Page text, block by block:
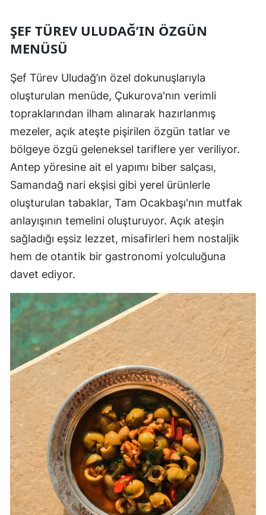
ŞEF TÜREV ULUDAĞ’IN ÖZGÜN
MENÜSÜ
Şef Türev Uludağ’ın özel dokunuşlarıyla
oluşturulan menüde, Çukurova'nın verimli
topraklarından ilham alınarak hazırlanmış
mezeler, açık ateşte pişirilen özgün tatlar ve
bölgeye özgü geleneksel tariflere yer veriliyor.
Antep yöresine ait el yapımı biber salçası,
Samandağ nari ekşisi gibi yerel ürünlerle
oluşturulan tabaklar, Tam Ocakbaşı'nın mutfak
anlayışının temelini oluşturuyor. Açık ateşin
sağladığı eşsiz lezzet, misafirleri hem nostaljik
hem de otantik bir gastronomi yolculuğuna
davet ediyor.